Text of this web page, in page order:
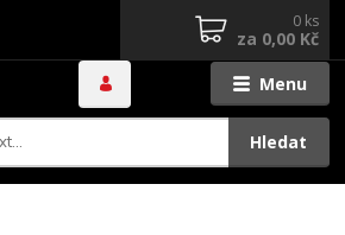
Menu
Hledat
0 ks
za 0,00 Kč